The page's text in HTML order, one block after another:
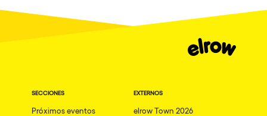
SECCIONES
Próximos eventos
EXTERNOS
elrow Town 2026